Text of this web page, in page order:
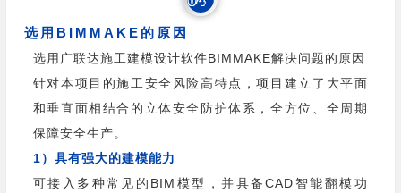
选用BIMMAKE的原因
选用广联达施工建模设计软件BIMMAKE解决问题的原因
针对本项目的施工安全风险高特点，项目建立了大平面
和垂直面相结合的立体安全防护体系，全方位、全周期
保障安全生产。
1）具有强大的建模能力
可接入多种常见的BIM模型，并具备CAD智能翻模功